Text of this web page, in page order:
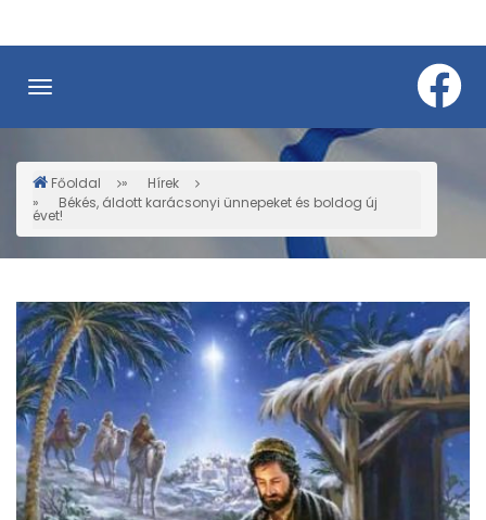
Morzsa
Főoldal
Hírek
Békés, áldott karácsonyi ünnepeket és boldog új
évet!